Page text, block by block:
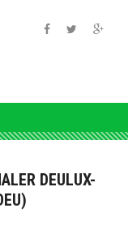
DEULUX-